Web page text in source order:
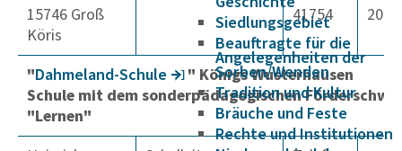
Siedlungsgebiet
Beauftragte für die
Angelegenheiten der
Sorben/Wenden
Tradition und Kultur
Bräuche und Feste
Rechte und Institutionen
15746 Groß
Köris
41754
"Dahme­land-Schule
" Königs Wusterhausen
Schule mit dem sonderpädagogischen
"Lernen"